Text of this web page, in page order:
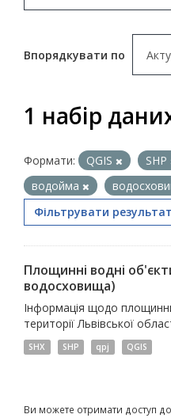
Впорядкувати по
1 набір
Формати: QGIS SHP
водойма
Фільтрувати
Площинні водні
водосховища)
Інформація щодо
території Львівської
SHX SHP qpj QGIS
Ви можете отримати доступ